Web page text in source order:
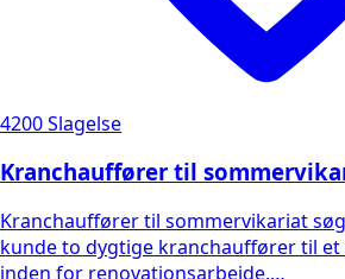
4200 Slagelse
Kranchauffører til
Kranchauffører til sommervikariat
kunde to dygtige kranchauffører til
inden for renovationsarbejde.…